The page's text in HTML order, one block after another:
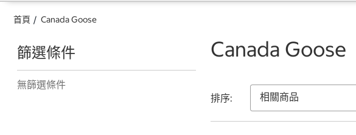
首頁 Canada Goose
篩選條件
無篩選條件
Canada Goose
排序: